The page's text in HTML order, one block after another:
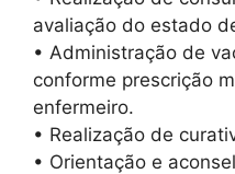
avaliação do estado
• Administração de
conforme prescrição
enfermeiro.
• Realização de
• Orientação e